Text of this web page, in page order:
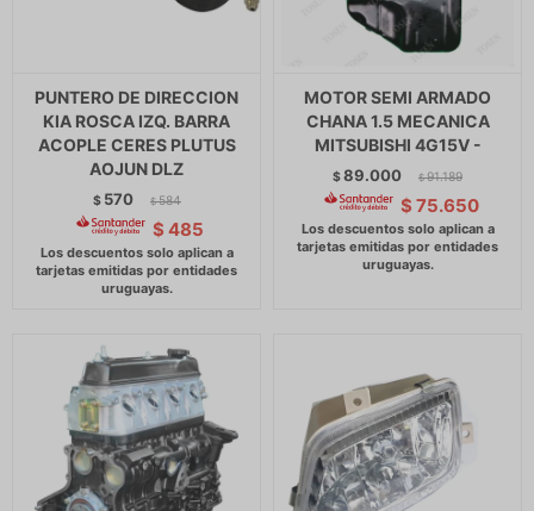
PUNTERO DE DIRECCION
KIA ROSCA IZQ. BARRA
ACOPLE CERES PLUTUS
AOJUN DLZ
$ 570 $ 584
$ 485
MOTOR SEMI ARMADO
CHANA 1.5 MECANICA
MITSUBISHI 4G15V -
$89.000 $ 91.189
$ 75.650